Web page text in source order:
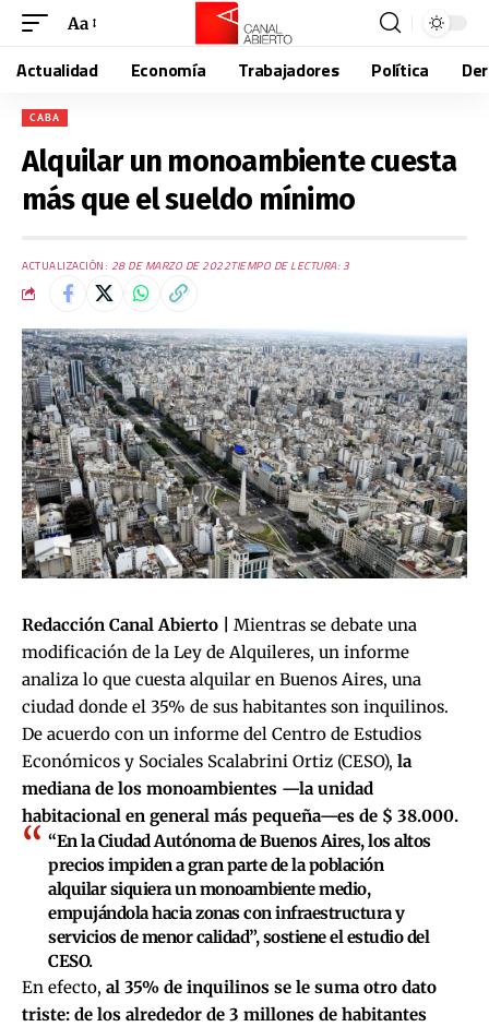
Aa
Actualidad Economía Trabajadores Política
CABA
Alquilar un monoambiente cuesta
más que el sueldo mínimo
ACTUALIZACIÓN: 28 DE MARZO DE 2022TIEMPO DE LECTURA: 3
Redacción Canal Abierto |
Mientras se debate una
modificación de la Ley de Alquileres, un informe
analiza lo que cuesta alquilar en Buenos Aires, una
ciudad donde el 35% de sus habitantes son inquilinos.
De acuerdo con un informe del Centro de Estudios
Económicos y Sociales Scalabrini Ortiz (CESO), la
mediana de los monoambientes —la unidad
habitacional en general más pequeña—es de $ 38.000.
“En la Ciudad Autónoma de Buenos Aires, los altos
precios impiden a gran parte de la población
alquilar siquiera un monoambiente medio,
empujándola hacia zonas con infraestructura y
servicios de menor calidad”, sostiene el estudio del
CESO.
En efecto, al 35% de inquilinos se le suma otro dato
triste: de los alrededor de 3 millones de habitantes